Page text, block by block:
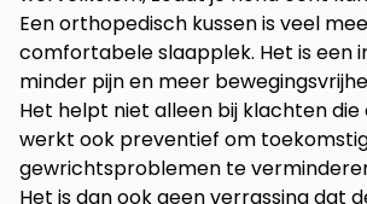
Een orthopedisch kussen is veel
comfortabele slaapplek. Het is een
minder pijn en meer
Het helpt niet alleen bij klachten die
werkt ook preventief om
gewrichtsproblemen te
Het is dan ook geen verrassing dat